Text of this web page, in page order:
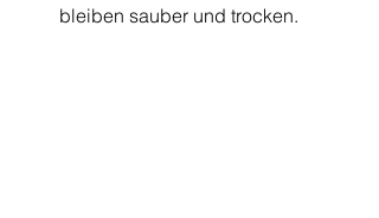
bleiben sauber und trocken.